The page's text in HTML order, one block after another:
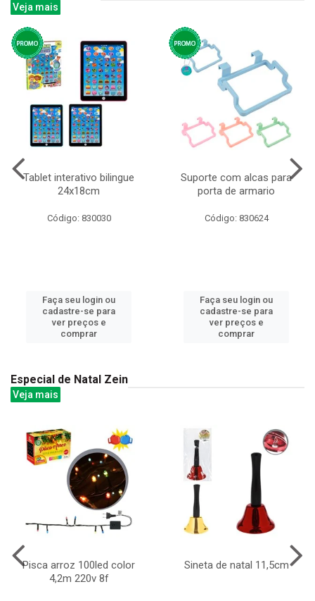
Veja mais
Tablet interativo bilingue
24x18cm
Código: 830030
Faça seu login ou
cadastre-se para
ver preços e
comprar
Suporte com alcas para
porta de armario
Código: 830624
Faça seu login ou
cadastre-se para
ver preços e
comprar
Especial de Natal Zein
Veja mais
Pisca arroz 100led color
4,2m 220v 8f
Sineta de natal 11,5cm